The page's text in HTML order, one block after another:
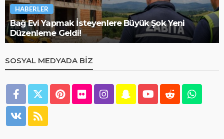
HABERLER
Bağ Evi Yapmak İsteyenlere Büyük Şok Yeni
Düzenleme Geldi!
SOSYAL MEDYADA BIZ